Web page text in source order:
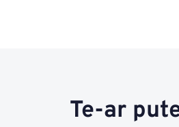
Te-ar